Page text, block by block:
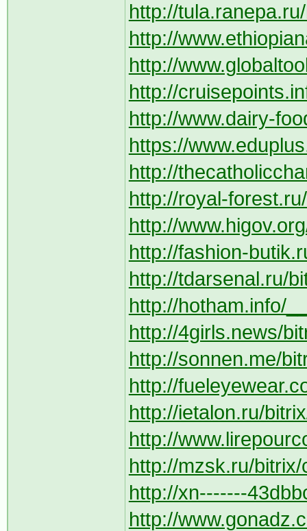
http://
http://
http://
http://
http://www.dairy-
https://
http://
http://royal-
http://
http://fashion-
http://tdarsenal.ru/
http://hotham.info/
http://4girls.news/
http://sonnen.me/
http://
http://ietalon.ru/
http://
http://mzsk.ru/
http://xn-------
http://